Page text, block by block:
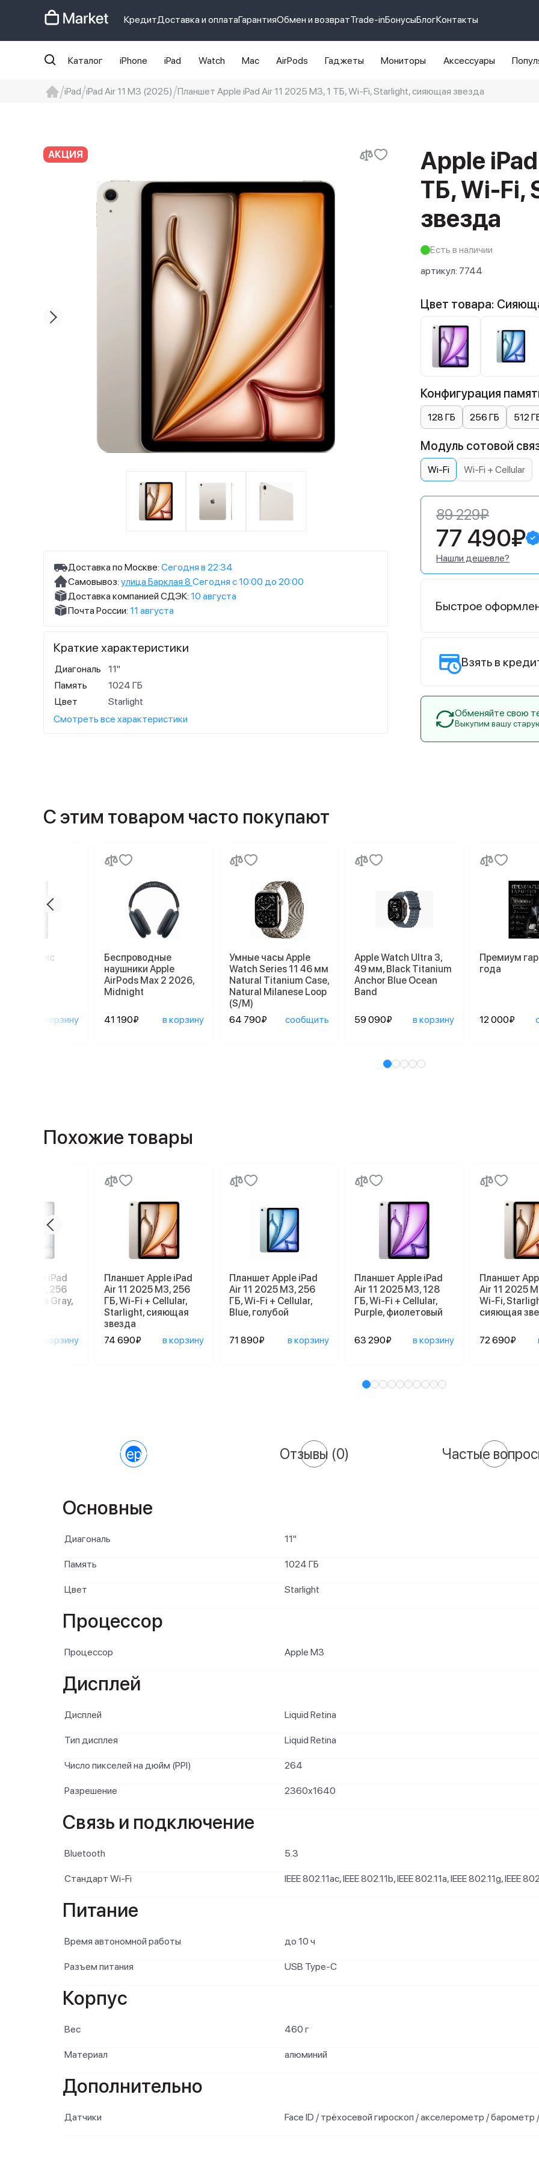
КредитДоставка и оплатаГарантияОбмен и возвратTrade-inБонусыБлогКонтакты
Каталог iPhone iPad Watch Mac AirPods Гаджеты Мониторы Аксессуары
iPad iPad Air 11 M3 (2025) Планшет Apple iPad Air 11 2025 M3, 1 ТБ, Wi-Fi, Starlight, сияющая звезда
АКЦИЯ
Apple
ТБ, Wi-Fi,
звезда
Есть в наличии
артикул: 7744
Доставка по Москве: Сегодня в 22:34
Самовывоз: улица Барклая 8 Сегодня с 10:00 до 20:00
Доставка компанией СДЭК: 10 августа
Почта России: 11 августа
Краткие характеристики
Диагональ
11"
Память
1024 ГБ
Цвет
Starlight
Смотреть все характеристики
Цвет товара:
Конфигурация
128 ГБ 256 ГБ 512
Модуль сотовой
Wi-Fi Wi-Fi + Cellular
89 229₽
77 490₽
Нашли дешевле?
Быстрое
Взять в
Обменяйте свою
Выкупим вашу
С этим товаром часто покупают
сервис
в корзину
Беспроводные
наушники Apple
AirPods Max 2 2026,
Midnight
41 190₽ в корзину
Умные часы Apple
Watch Series 11 46 мм
Natural Titanium Case,
Natural Milanese Loop
(S/M)
64 790₽
сообщить
Apple Watch Ultra 3,
49 мм, Black Titanium
Anchor Blue Ocean
Band
59 090₽ в корзину
Премиум
года
12 000₽
Похожие товары
Apple iPad
2026 M4, 256
Fi, Space Gray,
в корзину
Планшет Apple iPad
Air 11 2025 M3, 256
ГБ, Wi-Fi + Cellular,
Starlight, сияющая
звезда
74 690₽
в корзину
Планшет Apple iPad
Air 11 2025 M3, 256
ГБ, Wi-Fi + Cellular,
Blue, голубой
71 890₽ в корзину
Планшет Apple iPad
Air 11 2025 M3, 128
ГБ, Wi-Fi + Cellular,
Purple, фиолетовый
63 290₽ в корзину
Планшет
Air 11 2025
Wi-Fi,
сияющая
72 690₽
Характеристики Отзывы (0) Частые
Основные
Диагональ 11"
Память 1024 ГБ
Цвет Starlight
Процессор
Процессор Apple M3
Дисплей
Дисплей Liquid Retina
Тип дисплея Liquid Retina
Число пикселей на дюйм (PPI) 264
Разрешение 2360x1640
Связь и подключение
Bluetooth 5.3
Стандарт Wi-Fi IEEE 802.11ac, IEEE 802.11b, IEEE 802.11a, IEEE 802.11g, IEEE
Питание
Время автономной работы до 10 ч
Разъем питания USB Type-C
Корпус
Вес 460 г
Материал алюминий
Дополнительно
Датчики Face ID / трёхосевой гироскоп / акселерометр /